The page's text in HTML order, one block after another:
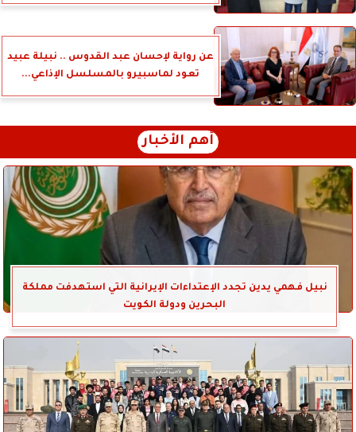
عن رواية لإحسان عبد القدوس .. نبيلة عبيد
تعود لماسبيرو بالمسلسل الإذاعي...
أهم الأخبار
نبيل فهمي يدين تجدد الإعتداءات الإيرانية التي استهدفت مملكة
البحرين ودولة الكويت